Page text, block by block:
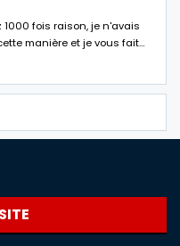
fois raison, je n'avais
manière et je vous fait…